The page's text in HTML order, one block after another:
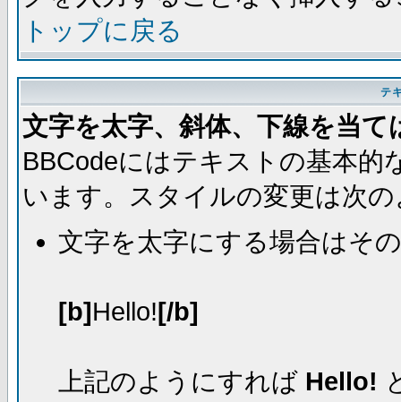
トップに戻る
テ
文字を太字、斜体、下線を当て
BBCodeにはテキストの基本
います。スタイルの変更は次
文字を太字にする場合はそ
[b]Hello![/b]
上記のようにすれば Hello!